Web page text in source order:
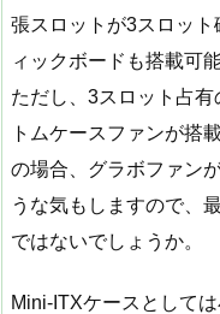
張スロットが3スロッ
ィックボードも搭載可
ただし、3スロット占
トムケースファンが搭
の場合、グラボファン
うな気もしますので、
ではないでしょうか。
Mini-ITXケースとして